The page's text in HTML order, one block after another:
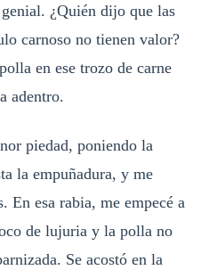
¿Quién dijo que las
carnoso no tienen valor?
en ese trozo de carne
adentro.
piedad, poniendo la
la empuñadura, y me
En esa rabia, me empecé a
de lujuria y la polla no
Se acostó en la